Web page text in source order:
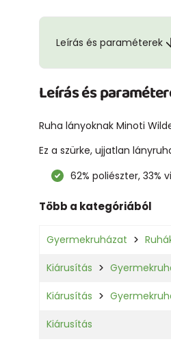
Leírás és paraméterek
Leírás és
Ruha lányoknak Minoti
Ez a szürke, ujjatlan
62% poliészter, 33%
Több a kategóriából
Gyermekruházat
Kiárusítás
Kiárusítás
Kiárusítás